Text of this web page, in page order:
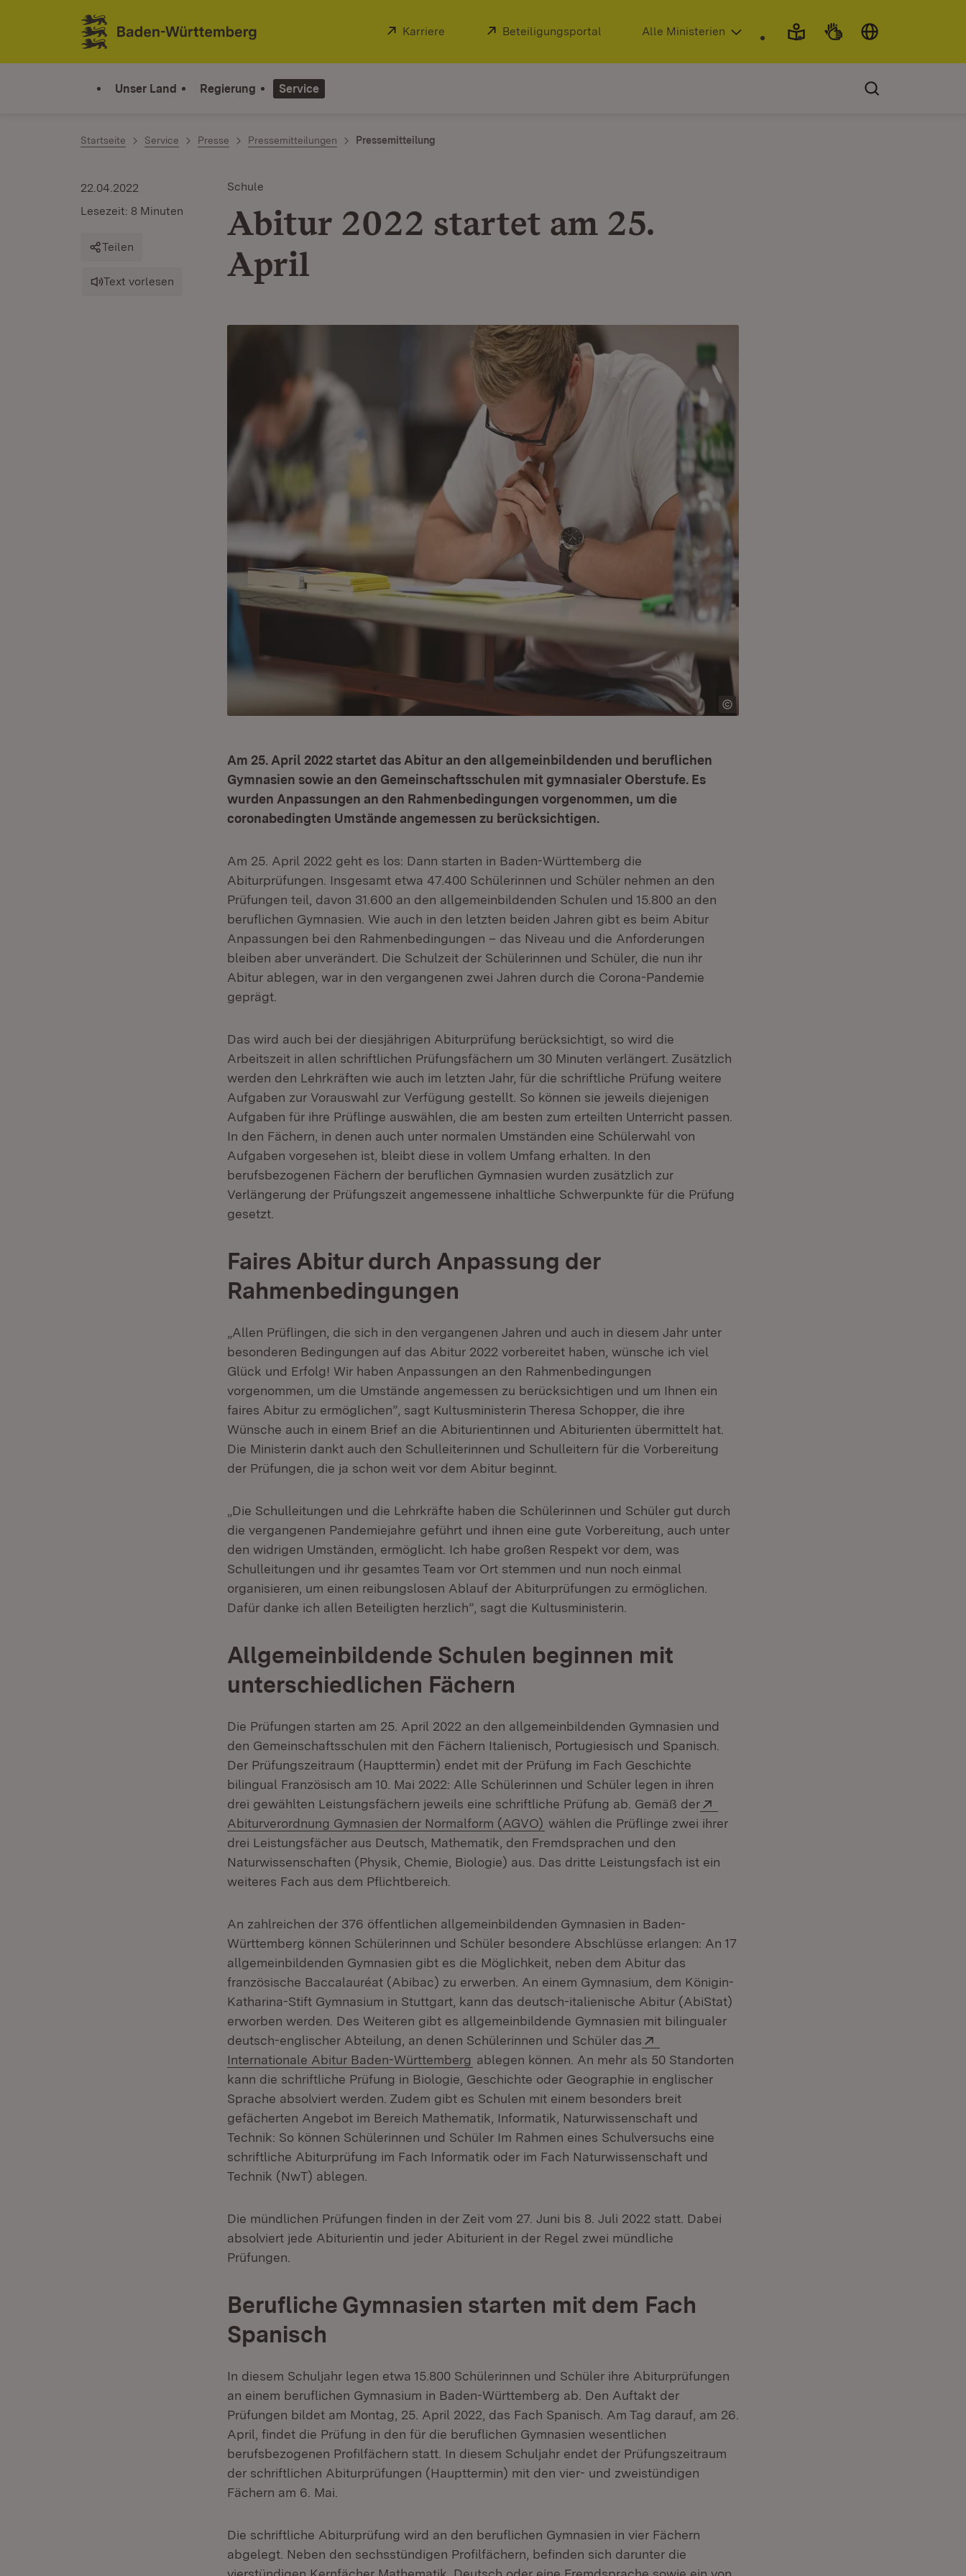
Zum Inhalt springen
Link zur Startseite
Extern:
Karriere (Öffnet in neuem Fenster)
Extern:
Beteiligungsportal (Öffnet in neuem Fenster)
Alle Ministerien
Unser Land Regierung Service
Startseite Service Presse Pressemitteilungen Pressemitteilung
Schule
Abitur 2022 startet am 25.
April
22.04.2022
Lesezeit: 8 Minuten
Teilen
Text vorlesen
Am 25. April 2022 startet das Abitur an den allgemeinbildenden und beruflichen
Gymnasien sowie an den Gemeinschaftsschulen mit gymnasialer Oberstufe. Es
wurden Anpassungen an den Rahmenbedingungen vorgenommen, um die
coronabedingten Umstände angemessen zu berücksichtigen.
Am 25. April 2022 geht es los: Dann starten in Baden-Württemberg die
Abiturprüfungen. Insgesamt etwa 47.400 Schülerinnen und Schüler nehmen an den
Prüfungen teil, davon 31.600 an den allgemeinbildenden Schulen und 15.800 an den
beruflichen Gymnasien. Wie auch in den letzten beiden Jahren gibt es beim Abitur
Anpassungen bei den Rahmenbedingungen – das Niveau und die Anforderungen
bleiben aber unverändert. Die Schulzeit der Schülerinnen und Schüler, die nun ihr
Abitur ablegen, war in den vergangenen zwei Jahren durch die Corona-Pandemie
geprägt.
Das wird auch bei der diesjährigen Abiturprüfung berücksichtigt, so wird die
Arbeitszeit in allen schriftlichen Prüfungsfächern um 30 Minuten verlängert. Zusätzlich
werden den Lehrkräften wie auch im letzten Jahr, für die schriftliche Prüfung weitere
Aufgaben zur Vorauswahl zur Verfügung gestellt. So können sie jeweils diejenigen
Aufgaben für ihre Prüflinge auswählen, die am besten zum erteilten Unterricht passen.
In den Fächern, in denen auch unter normalen Umständen eine Schülerwahl von
Aufgaben vorgesehen ist, bleibt diese in vollem Umfang erhalten. In den
berufsbezogenen Fächern der beruflichen Gymnasien wurden zusätzlich zur
Verlängerung der Prüfungszeit angemessene inhaltliche Schwerpunkte für die Prüfung
gesetzt.
Faires Abitur durch Anpassung der
Rahmenbedingungen
„Allen Prüflingen, die sich in den vergangenen Jahren und auch in diesem Jahr unter
besonderen Bedingungen auf das Abitur 2022 vorbereitet haben, wünsche ich viel
Glück und Erfolg! Wir haben Anpassungen an den Rahmenbedingungen
vorgenommen, um die Umstände angemessen zu berücksichtigen und um Ihnen ein
faires Abitur zu ermöglichen”, sagt Kultusministerin Theresa Schopper, die ihre
Wünsche auch in einem Brief an die Abiturientinnen und Abiturienten übermittelt hat.
Die Ministerin dankt auch den Schulleiterinnen und Schulleitern für die Vorbereitung
der Prüfungen, die ja schon weit vor dem Abitur beginnt.
„Die Schulleitungen und die Lehrkräfte haben die Schülerinnen und Schüler gut durch
die vergangenen Pandemiejahre geführt und ihnen eine gute Vorbereitung, auch unter
den widrigen Umständen, ermöglicht. Ich habe großen Respekt vor dem, was
Schulleitungen und ihr gesamtes Team vor Ort stemmen und nun noch einmal
organisieren, um einen reibungslosen Ablauf der Abiturprüfungen zu ermöglichen.
Dafür danke ich allen Beteiligten herzlich”, sagt die Kultusministerin.
Allgemeinbildende Schulen beginnen mit
unterschiedlichen Fächern
Die Prüfungen starten am 25. April 2022 an den allgemeinbildenden Gymnasien und
den Gemeinschaftsschulen mit den Fächern Italienisch, Portugiesisch und Spanisch.
Der Prüfungszeitraum (Haupttermin) endet mit der Prüfung im Fach Geschichte
bilingual Französisch am 10. Mai 2022: Alle Schülerinnen und Schüler legen in ihren
drei gewählten Leistungsfächern jeweils eine schriftliche Prüfung ab. Gemäß der
Abiturverordnung Gymnasien der Normalform (AGVO) (Öffnet in neuem Fenster)
wählen die Prüflinge zwei ihrer
drei Leistungsfächer aus Deutsch, Mathematik, den Fremdsprachen und den
Naturwissenschaften (Physik, Chemie, Biologie) aus. Das dritte Leistungsfach ist ein
weiteres Fach aus dem Pflichtbereich.
An zahlreichen der 376 öffentlichen allgemeinbildenden Gymnasien in Baden-
Württemberg können Schülerinnen und Schüler besondere Abschlüsse erlangen: An 17
allgemeinbildenden Gymnasien gibt es die Möglichkeit, neben dem Abitur das
französische Baccalauréat (Abibac) zu erwerben. An einem Gymnasium, dem Königin-
Katharina-Stift Gymnasium in Stuttgart, kann das deutsch-italienische Abitur (AbiStat)
erworben werden. Des Weiteren gibt es allgemeinbildende Gymnasien mit bilingualer
deutsch-englischer Abteilung, an denen Schülerinnen und Schüler das
Internationale Abitur Baden-Württemberg (Öffnet in neuem Fenster)
ablegen können. An mehr als 50 Standorten
kann die schriftliche Prüfung in Biologie, Geschichte oder Geographie in englischer
Sprache absolviert werden. Zudem gibt es Schulen mit einem besonders breit
gefächerten Angebot im Bereich Mathematik, Informatik, Naturwissenschaft und
Technik: So können Schülerinnen und Schüler Im Rahmen eines Schulversuchs eine
schriftliche Abiturprüfung im Fach Informatik oder im Fach Naturwissenschaft und
Technik (NwT) ablegen.
Die mündlichen Prüfungen finden in der Zeit vom 27. Juni bis 8. Juli 2022 statt. Dabei
absolviert jede Abiturientin und jeder Abiturient in der Regel zwei mündliche
Prüfungen.
Berufliche Gymnasien starten mit dem Fach
Spanisch
In diesem Schuljahr legen etwa 15.800 Schülerinnen und Schüler ihre Abiturprüfungen
an einem beruflichen Gymnasium in Baden-Württemberg ab. Den Auftakt der
Prüfungen bildet am Montag, 25. April 2022, das Fach Spanisch. Am Tag darauf, am 26.
April, findet die Prüfung in den für die beruflichen Gymnasien wesentlichen
berufsbezogenen Profilfächern statt. In diesem Schuljahr endet der Prüfungszeitraum
der schriftlichen Abiturprüfungen (Haupttermin) mit den vier- und zweistündigen
Fächern am 6. Mai.
Die schriftliche Abiturprüfung wird an den beruflichen Gymnasien in vier Fächern
abgelegt. Neben den sechsstündigen Profilfächern, befinden sich darunter die